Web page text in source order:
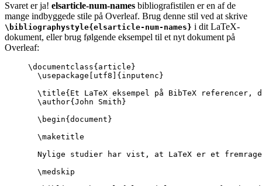
Svaret er ja! elsarticle-num-names bibliografistilen er en af de
mange indbyggede stile på Overleaf. Brug denne stil ved at skrive
\bibliographystyle{elsarticle-num-names} i dit LaTeX-
dokument, eller brug følgende eksempel til et nyt dokument på
Overleaf:
\documentclass{ article }
\usepackage
utf8 ]{ inputenc }
\title{Et LaTeX eksempel på BibTeX
\author{John Smith}
\begin{ document }
\maketitle
Nylige studier har vist, at LaTeX er et
\medskip